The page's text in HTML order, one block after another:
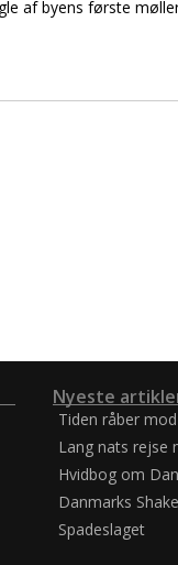
af byens første
Nyeste
Tiden råber
Lang nats rejse
Hvidbog om
Danmarks
Spadeslaget